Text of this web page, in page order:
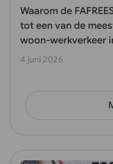
Waarom de
tot een van de
woon-werkverkeer
4 juni 2026